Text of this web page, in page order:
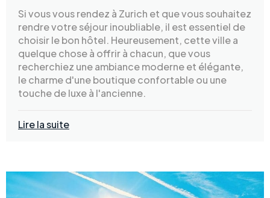
Si vous vous rendez à Zurich et que vous souhaitez
rendre votre séjour inoubliable, il est essentiel de
choisir le bon hôtel. Heureusement, cette ville a
quelque chose à offrir à chacun, que vous
recherchiez une ambiance moderne et élégante,
le charme d'une boutique confortable ou une
touche de luxe à l'ancienne.
Lire la suite